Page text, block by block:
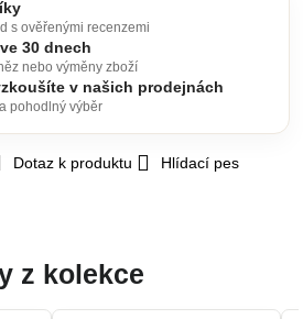
Dotaz k produktu
Hlídací pes
s ověřenými recenzemi
30 dnech
nebo výměny zboží
v našich prodejnách
pohodlný výběr
z kolekce